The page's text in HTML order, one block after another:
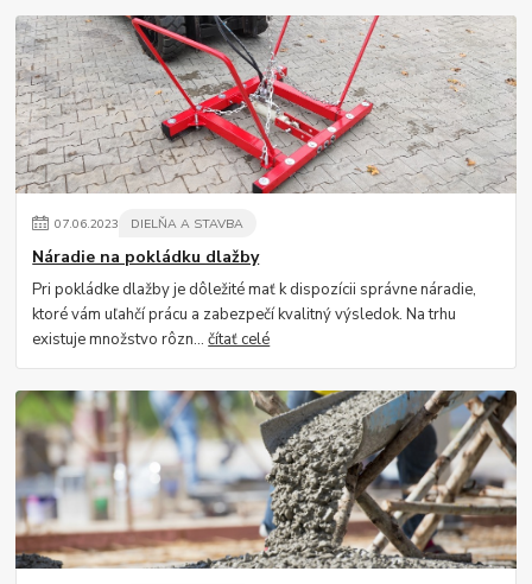
07.06.2023 DIELŇA A STAVBA
Náradie na pokládku dlažby
Pri pokládke dlažby je dôležité mať k dispozícii správne náradie,
ktoré vám uľahčí prácu a zabezpečí kvalitný výsledok. Na trhu
existuje množstvo rôzn...čítať celé